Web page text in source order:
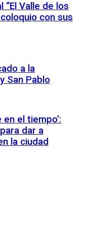
Valle de los
con sus
a la
San Pablo
en el tiempo’:
dar a
la ciudad